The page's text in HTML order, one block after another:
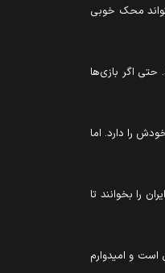
محک خوبی
حتی اگر بازی‌ها
را دارد. اما
را بخوانند تا
و امیدوارم